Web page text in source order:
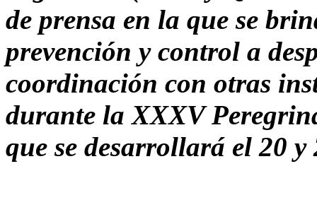
de prensa en la que se
prevención y control a
coordinación con otras
durante la XXXV
que se desarrollará el 20